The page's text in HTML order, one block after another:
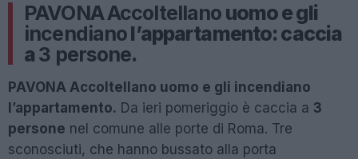
PAVONAAccoltellano uomo e gli
incendianol’appartamento: caccia
a 3 persone.
PAVONA Accoltellano uomo e gli incendiano
l’appartamento. Da ieri pomeriggio è caccia a 3
persone nel comune alle porte di Roma. Tre
sconosciuti, che hanno bussato alla porta